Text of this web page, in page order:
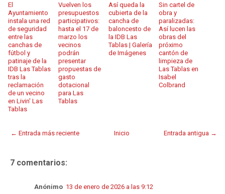
El
Ayuntamiento
instala una red
de seguridad
entre las
canchas de
fútbol y
patinaje de la
IDB Las Tablas
tras la
reclamación
de un vecino
en Livin' Las
Tablas
Vuelven los
presupuestos
participativos:
hasta el 17 de
marzo los
vecinos
podrán
presentar
propuestas de
gasto
dotacional
para Las
Tablas
Así queda la
cubierta de la
cancha de
baloncesto de
la IDB Las
Tablas | Galería
de Imágenes
Sin cartel de
obra y
paralizadas:
Así lucen las
obras del
próximo
cantón de
limpieza de
Las Tablas en
Isabel
Colbrand
← Entrada más reciente Entrada antigua →
Inicio
7 comentarios:
Anónimo 13 de enero de 2026 a las 9:12